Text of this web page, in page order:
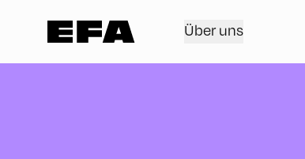
Über uns